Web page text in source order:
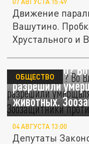
07 АВГУСТА 15:49
Движение
Вашутино.
Хрустального и
Сон во благо?
разрешили
животных.
ОБЩЕСТВО
04 АВГУСТА 13:00
Депутаты